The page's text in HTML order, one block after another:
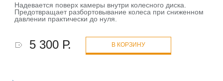
Надевается поверх камеры внутри колесного диска.
Предотвращает разбортовывание колеса при сниженном
давлении практически до нуля.
5 300 Р. В КОРЗИНУ